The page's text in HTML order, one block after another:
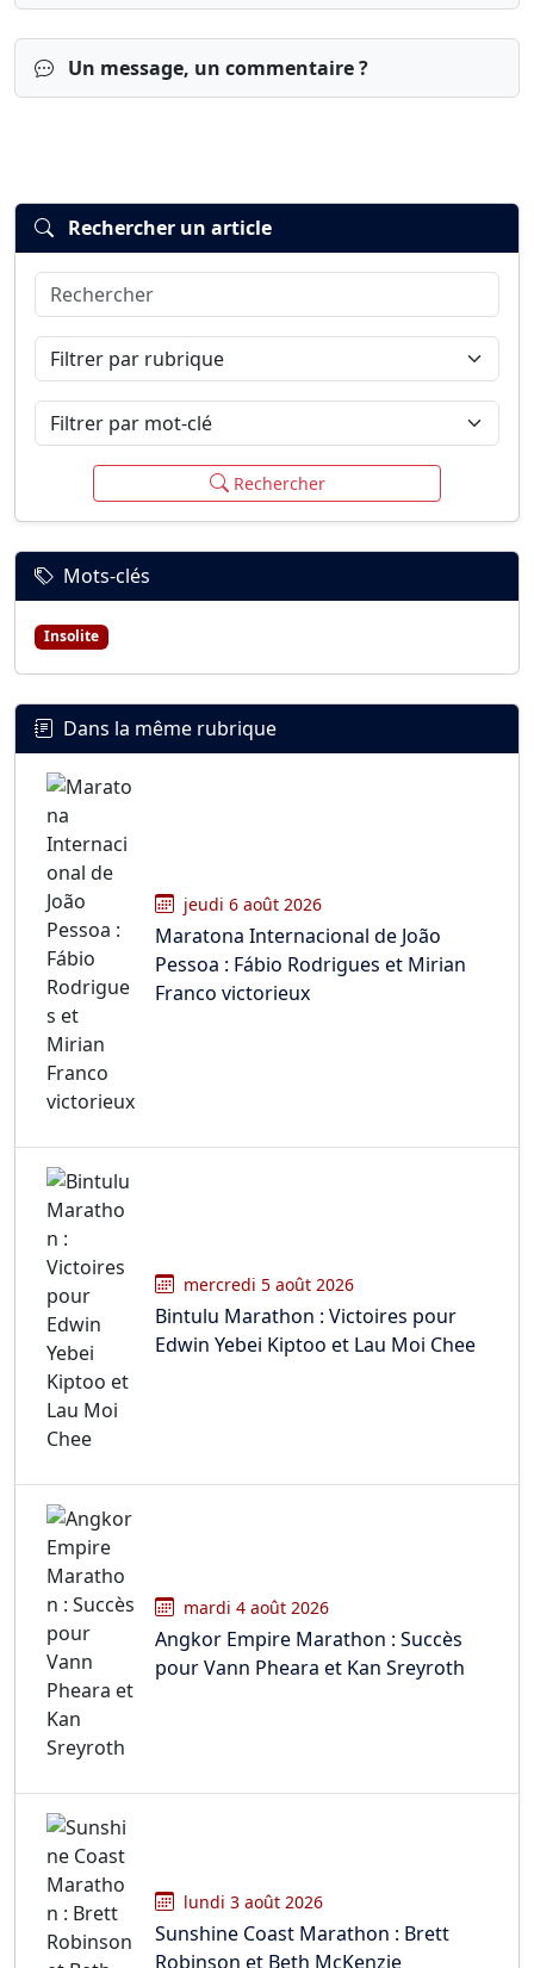
Un message, un commentaire ?
Connexion
Rechercher un article
Rechercher
Filtrer par rubrique
Filtrer par mot-clé
Rechercher
Mots-clés
Insolite
Dans la même rubrique
jeudi 6 août 2026
Maratona Internacional de João
Pessoa : Fábio Rodrigues et Mirian
Franco victorieux
mercredi 5 août 2026
Bintulu Marathon : Victoires pour
Edwin Yebei Kiptoo et Lau Moi Chee
mardi 4 août 2026
Angkor Empire Marathon : Succès
pour Vann Pheara et Kan Sreyroth
lundi 3 août 2026
Sunshine Coast Marathon : Brett
Robinson et Beth McKenzie